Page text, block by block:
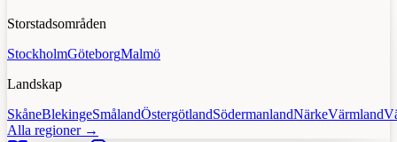
Storstadsområden
StockholmGöteborgMalmö
Landskap
SkåneBlekingeSmålandÖstergötlandSödermanlandNärkeVärmland
Alla regioner →